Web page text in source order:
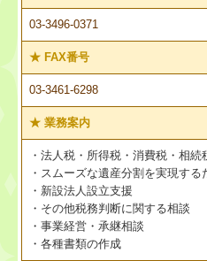
03-3496-0371
★ FAX番号
03-3461-6298
★業務案内
・法人税・所得税・消費税・相
・スムーズな遺産分割を実現する
・新設法人設立支援
・その他税務判断に関する相談
・事業経営・承継相談
・各種書類の作成